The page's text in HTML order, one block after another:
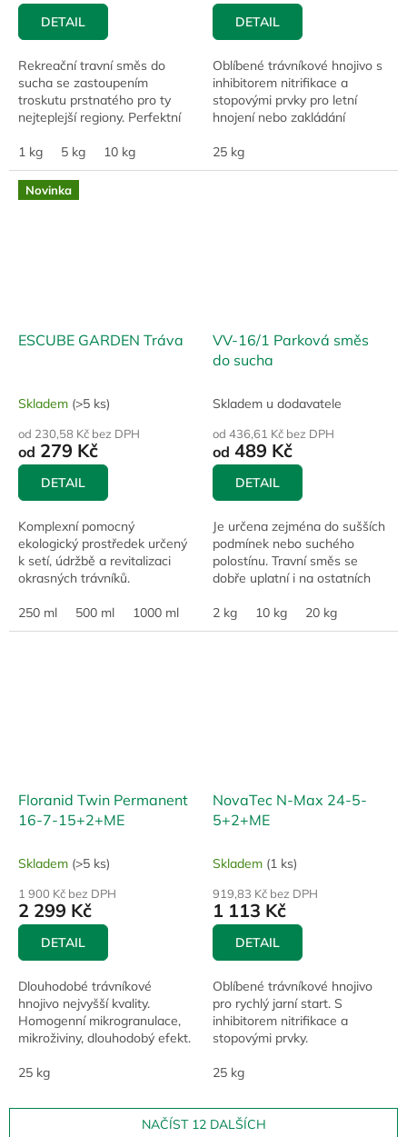
DETAIL
Rekreační travní směs do
sucha se zastoupením
troskutu prstnatého pro ty
nejteplejší regiony. Perfektní
zátěži.
1 kg 5 kg 10 kg
DETAIL
Oblíbené trávníkové hnojivo s
inhibitorem nitrifikace a
stopovými prvky pro letní
hnojení nebo zakládání
25 kg
Novinka
ESCUBE GARDEN Tráva
Skladem (>5 ks)
od 230,58 Kč bez DPH
od 279 Kč
DETAIL
Komplexní pomocný
ekologický prostředek určený
k setí, údržbě a revitalizaci
okrasných trávníků.
250 ml 500 ml 1000 ml 15 l
VV-16/1 Parková směs
do sucha
Skladem u dodavatele
od 436,61 Kč bez DPH
od 489 Kč
DETAIL
Je určena zejména do sušších
podmínek nebo suchého
polostínu. Travní směs se
dobře uplatní i na ostatních
trávnících nebo pro
zatravňování dlažeb.
2 kg 10 kg 20 kg
Floranid Twin Permanent
16-7-15+2+ME
Skladem (>5 ks)
1 900 Kč bez DPH
2 299 Kč
DETAIL
Dlouhodobé trávníkové
hnojivo nejvyšší kvality.
Homogenní mikrogranulace,
mikroživiny, dlouhodobý efekt.
sportovní trávníky nejvyšší
25 kg
NovaTec N-Max 24-5-
5+2+ME
Skladem (1 ks)
919,83 Kč bez DPH
1 113 Kč
DETAIL
Oblíbené trávníkové hnojivo
pro rychlý jarní start. S
inhibitorem nitrifikace a
stopovými prvky.
25 kg
NAČÍST 12 DALŠÍCH